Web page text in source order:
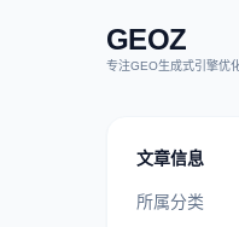
GEOZ
文章信息
所属分类